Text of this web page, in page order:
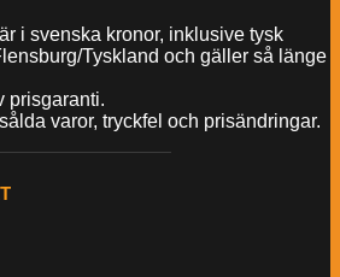
i svenska kronor, inklusive tysk
Tyskland och gäller så länge
prisgaranti.
varor, tryckfel och prisändringar.